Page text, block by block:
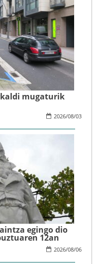
mugaturik
2026/08/03
egingo dio
12an
2026/08/06